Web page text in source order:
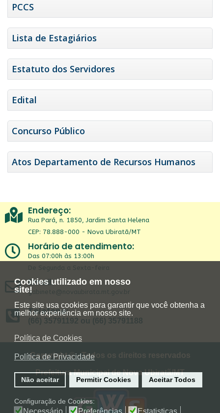
Cookies utilizado em nosso
site!
Este site usa cookies para garantir que você obtenha a
melhor experiência em nosso site.
Política de Cookies
Política de Privacidade
Não aceitar Permitir Cookies Aceitar Todos
Configuração de Cookies:
Necessário Preferências Estatisticas
PCCS
Lista de Estagiários
Estatuto dos Servidores
Edital
Concurso Público
Atos Departamento de Recursos Humanos
Endereço:
Rua Pará, n. 1850, Jardim Santa Helena
CEP: 78.888-000 - Nova Ubiratã/MT
Horário de atendimento:
Das 07:00h às 13:00h
De Segunda a Sexta-feira
Email:
gabinete@novaubirata.mt.gov.br
Telefone:
(66) 35791192 ou (66) 35791188
Copyright © - Todos os direitos reservados
Prefeitura Municipal de Nova Ubiratã/MT